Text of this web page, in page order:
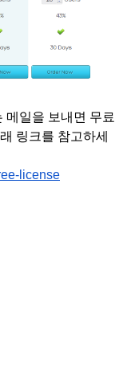
메일을 보내면 무료
링크를 참고하세
license